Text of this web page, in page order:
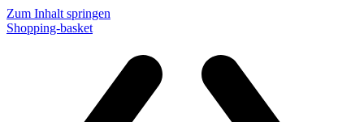
Zum Inhalt springen
Shopping-basket